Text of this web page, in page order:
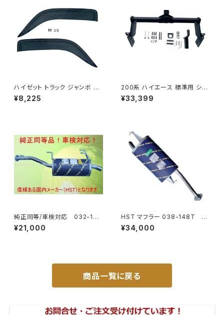
ハイゼット トラック ジャンボ S5
00P S510P S500 S510 系 ワ
イド ドアバイザー止め具付ピク
¥8,225
200系 ハイエース 標準用 シャ
ックル 付き ヒッチ メンバー ボ
ールマウント ヒッチマウント トレ
¥33,399
純正同等/車検対応 032-132
タウンエース ライトエース トラ
ック
¥21,000
HST マフラー 038-148T プ
レミオ ZRT261 トヨタ 本体オ
ールステンレス 車検対応 純正
¥34,000
商品一覧に戻る